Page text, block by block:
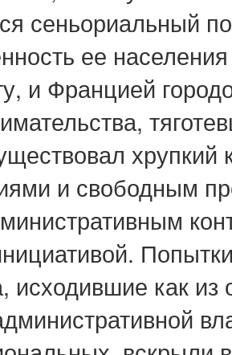
сеньориальный
ее
и Францией
и свободным
исходившие как